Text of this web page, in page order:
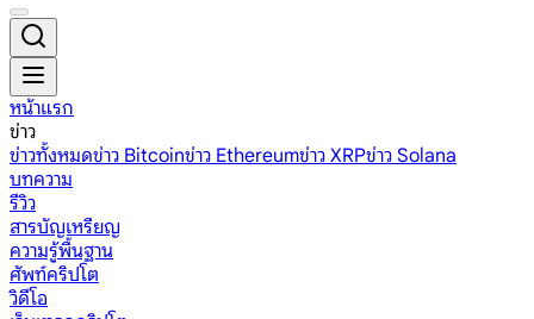
หน้าแรก
ข่าว
ข่าวทั้งหมดข่าว Bitcoinข่าว Ethereumข่าว XRPข่าว Solana
บทความ
รีวิว
สารบัญเหรียญ
ความรู้พื้นฐาน
ศัพท์คริปโต
วิดีโอ